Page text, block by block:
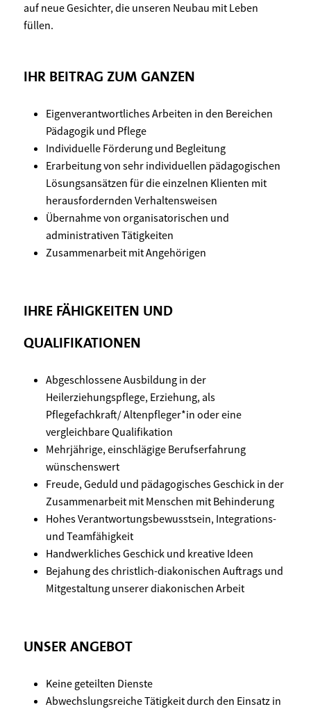
auf neue Gesichter, die unseren Neubau mit Leben
füllen.
IHR BEITRAG ZUM GANZEN
Eigenverantwortliches Arbeiten in den Bereichen
Pädagogik und Pflege
Individuelle Förderung und Begleitung
Erarbeitung von sehr individuellen pädagogischen
Lösungsansätzen für die einzelnen Klienten mit
herausfordernden Verhaltensweisen
Übernahme von organisatorischen und
administrativen Tätigkeiten
Zusammenarbeit mit Angehörigen
IHRE FÄHIGKEITEN UND
QUALIFIKATIONEN
Abgeschlossene Ausbildung in der
Heilerziehungspflege, Erziehung, als
Pflegefachkraft/ Altenpfleger*in oder eine
vergleichbare Qualifikation
Mehrjährige, einschlägige Berufserfahrung
wünschenswert
Freude, Geduld und pädagogisches Geschick in der
Zusammenarbeit mit Menschen mit Behinderung
Hohes Verantwortungsbewusstsein, Integrations-
und Teamfähigkeit
Handwerkliches Geschick und kreative Ideen
Bejahung des christlich-diakonischen Auftrags und
Mitgestaltung unserer diakonischen Arbeit
UNSER ANGEBOT
Keine geteilten Dienste
Abwechslungsreiche Tätigkeit durch den Einsatz in